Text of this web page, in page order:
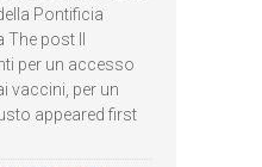
Pontificia
post Il
per un accesso
vaccini, per un
appeared first